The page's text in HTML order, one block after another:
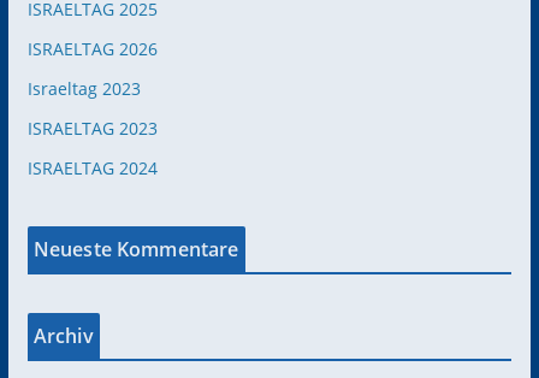
ISRAELTAG 2025
ISRAELTAG 2026
Israeltag 2023
ISRAELTAG 2023
ISRAELTAG 2024
Neueste Kommentare
Archiv